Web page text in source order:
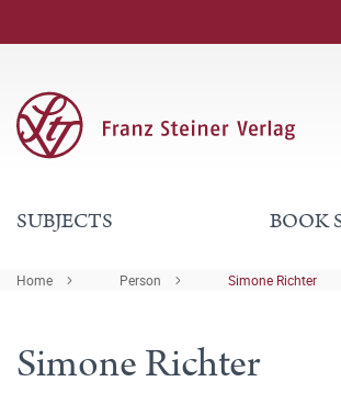
SUBJECTS BOOK
Home Person Simone Richter
Simone Richter